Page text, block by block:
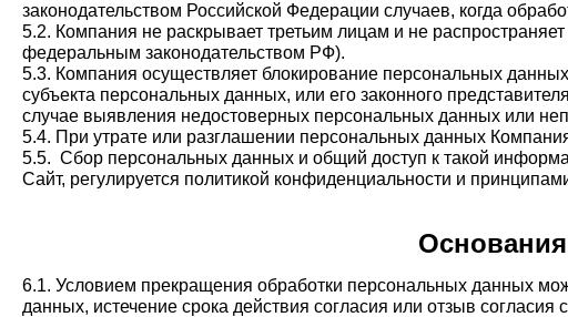
законодательством Российской Федерации случаев, когда
5.2. Компания не раскрывает третьим лицам и не
федеральным законодательством РФ).
5.3. Компания осуществляет блокирование персональных
субъекта персональных данных, или его законного
случае выявления недостоверных персональных данных или
5.4. При утрате или разглашении персональных данных
5.5. Сбор персональных данных и общий доступ к такой
Сайт, регулируется политикой конфиденциальности и
6.1. Условием прекращения обработки персональных данных
данных, истечение срока действия согласия или отзыв